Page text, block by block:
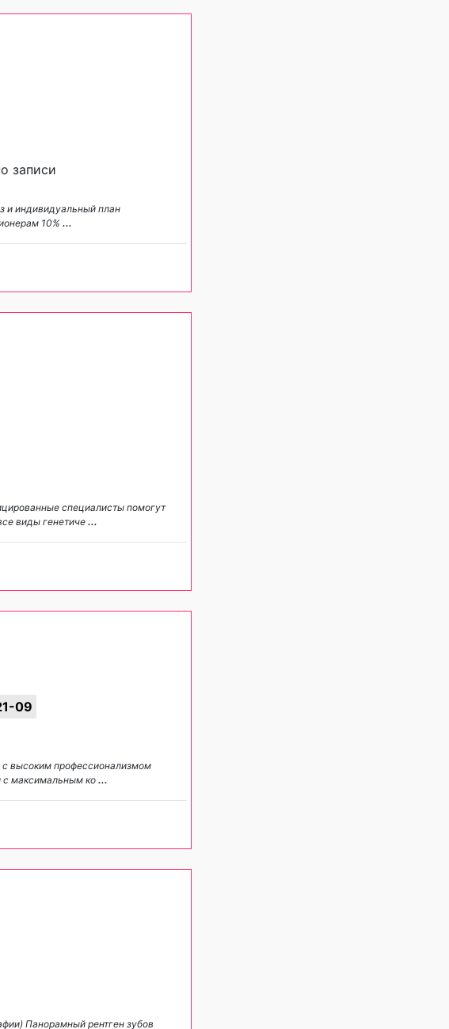
записи
и индивидуальный план
10% ...
специалисты помогут
виды генетиче ...
09
с высоким профессионализмом
с максимальным ко ...
Панорамный рентген зубов